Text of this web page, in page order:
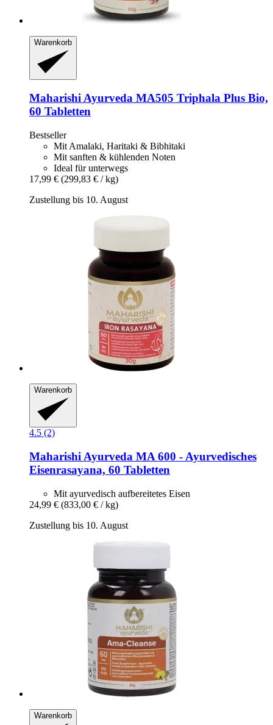
Warenkorb
Maharishi Ayurveda MA505 Triphala Plus Bio,
60 Tabletten
Bestseller
Mit Amalaki, Haritaki & Bibhitaki
Mit sanften & kühlenden Noten
Ideal für unterwegs
17,99 € (299,83 € / kg)
Zustellung bis 10. August
Warenkorb
4.5 (2)
Maharishi Ayurveda MA 600 -​ Ayurvedisches
Eisenrasayana, 60 Tabletten
Mit ayurvedisch aufbereitetes Eisen
24,99 € (833,00 € / kg)
Zustellung bis 10. August
Warenkorb